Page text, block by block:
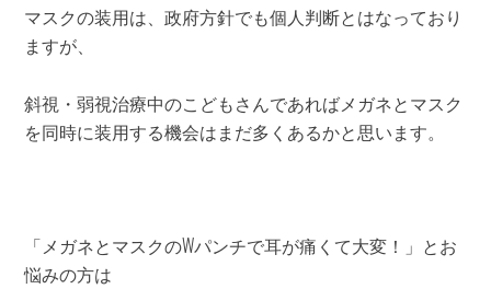
マスクの装用は、政府方針でも個人判断とはなっており
ますが、
斜視・弱視治療中のこどもさんであればメガネとマスク
を同時に装用する機会はまだ多くあるかと思います。
「メガネとマスクのWパンチで耳が痛くて大変！」とお
悩みの方は